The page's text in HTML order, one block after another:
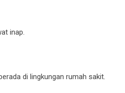
inap.
di lingkungan rumah sakit.